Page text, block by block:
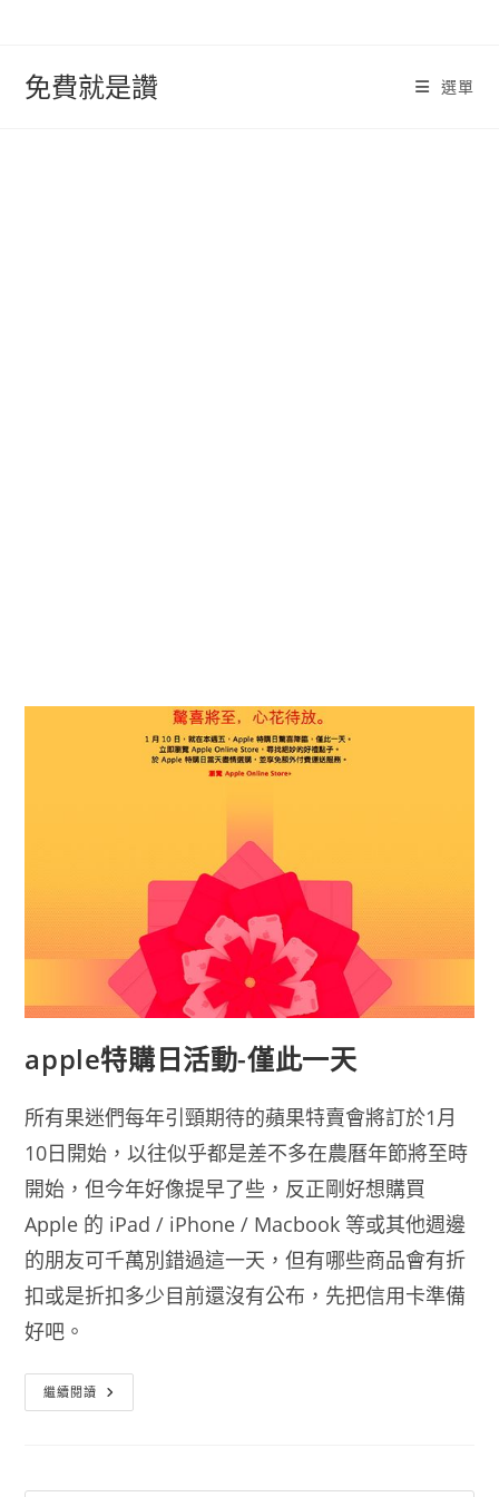
免費就是讚 選單
apple特購日活動-僅此一天
所有果迷們每年引頸期待的蘋果特賣會將訂於1月
10日開始，以往似乎都是差不多在農曆年節將至時
開始，但今年好像提早了些，反正剛好想購買
Apple 的 iPad / iPhone / Macbook 等或其他週邊
的朋友可千萬別錯過這一天，但有哪些商品會有折
扣或是折扣多少目前還沒有公布，先把信用卡準備
好吧。
繼續閱讀 Apple
特
僅